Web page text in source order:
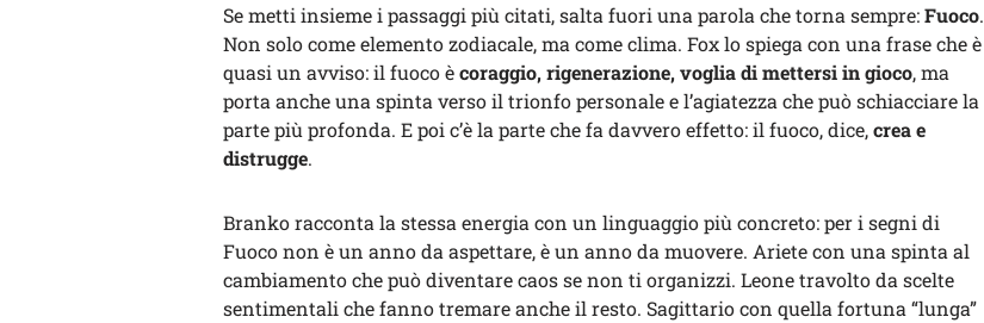
Se metti insieme i passaggi più citati, salta fuori una parola che torna sempre:Fuoco.
Non solo come elemento zodiacale, ma come clima. Fox lo spiega con una frase che è
quasi un avviso: il fuoco ècoraggio, rigenerazione, voglia di mettersi in gioco, ma
porta anche una spinta verso il trionfo personale e l’agiatezza che può schiacciare la
parte più profonda. E poi c’è la parte che fa davvero effetto: il fuoco, dice,crea e
distrugge.
Branko racconta la stessa energia con un linguaggio più concreto: per i segni di
Fuoco non è un anno da aspettare, è un anno da muovere. Ariete con una spinta al
cambiamento che può diventare caos se non ti organizzi. Leone travolto da scelte
sentimentali che fanno tremare anche il resto. Sagittario con quella fortuna “lunga”